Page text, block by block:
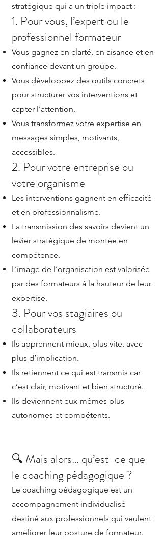
stratégique qui a un triple impact :
1. Pour vous, l’expert ou le
professionnel formateur
Vous gagnez en clarté, en aisance et en
confiance devant un groupe.
Vous développez des outils concrets
pour structurer vos interventions et
capter l’attention.
Vous transformez votre expertise en
messages simples, motivants,
accessibles.
2. Pour votre entreprise ou
votre organisme
Les interventions gagnent en efficacité
et en professionnalisme.
La transmission des savoirs devient un
levier stratégique de montée en
compétence.
L’image de l’organisation est valorisée
par des formateurs à la hauteur de leur
expertise.
3. Pour vos stagiaires ou
collaborateurs
Ils apprennent mieux, plus vite, avec
plus d’implication.
Ils retiennent ce qui est transmis car
c’est clair, motivant et bien structuré.
Ils deviennent eux-mêmes plus
autonomes et compétents.
🔍 Mais alors… qu’est-ce que
le coaching pédagogique ?
Le coaching pédagogique est un
accompagnement individualisé
destiné aux professionnels qui veulent
améliorer leur posture de formateur.